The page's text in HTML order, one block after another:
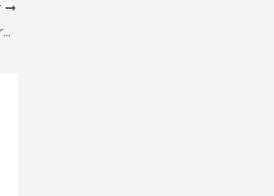
L’univers de la traduction et son rôle essentiel dans un monde interconnecté